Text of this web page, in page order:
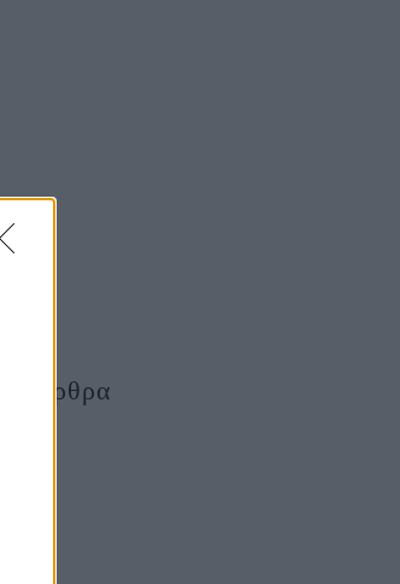
Άρθρα